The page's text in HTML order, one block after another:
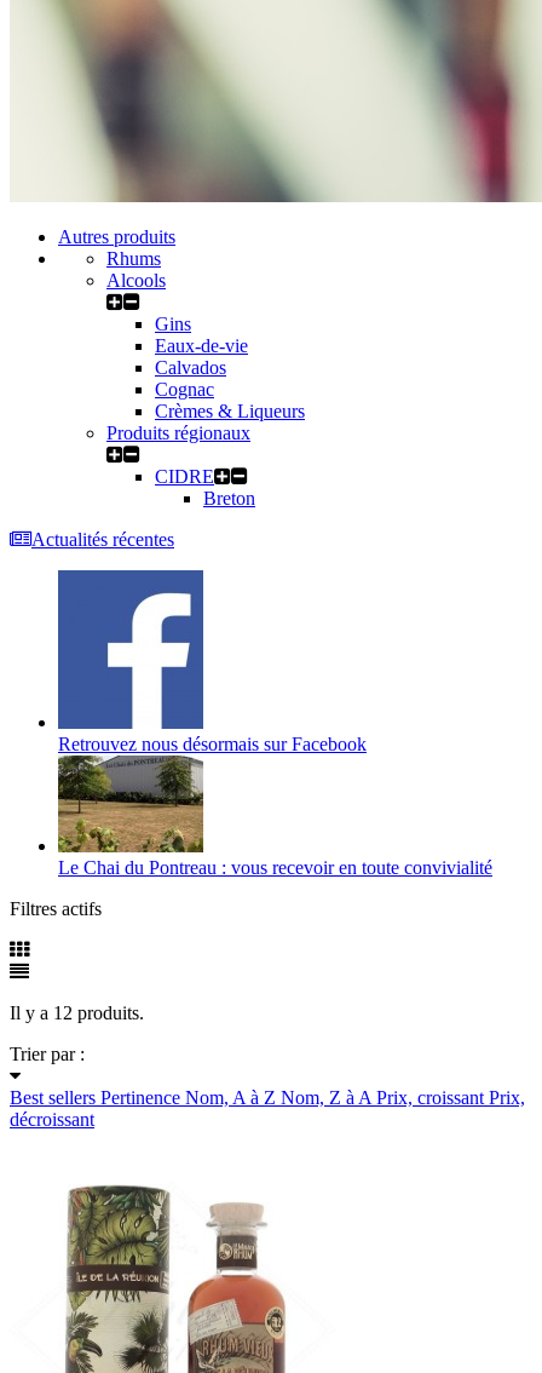
Autres produits
Rhums
Alcools
Gins
Eaux-de-vie
Calvados
Cognac
Crèmes & Liqueurs
Produits régionaux
CIDRE
Breton
Actualités récentes
Retrouvez nous désormais sur Facebook
Le Chai du Pontreau : vous recevoir en toute convivialité
Filtres actifs
Il y a 12 produits.
Trier par :
Best sellers Pertinence Nom, A à Z Nom, Z à A Prix, croissant Prix,
décroissant